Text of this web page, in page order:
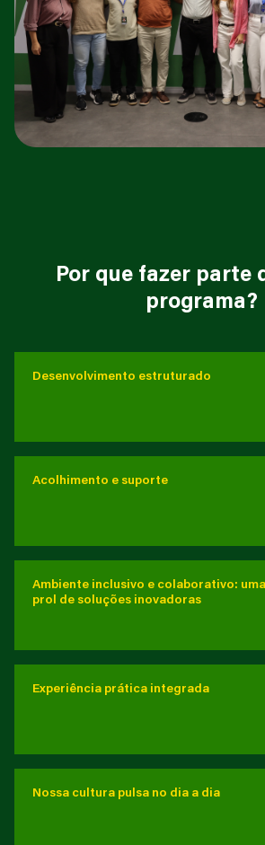
Por que fazer parte
programa?
Desenvolvimento estruturado
Acolhimento e suporte
Ambiente inclusivo e colaborativo:
prol de soluções inovadoras
Experiência prática integrada
Nossa cultura pulsa no dia a dia